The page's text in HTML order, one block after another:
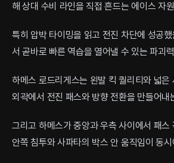
해 상대 수비 라인을 직접 흔드는 에이스 자
특히 압박 타이밍을 읽고 전진 차단에 성공
서 곧바로 빠른 역습을 열어낼 수 있는 파괴
하메스 로드리게스는 왼발 킥 퀄리티와 넓은
외곽에서 전진 패스와 방향 전환을 만들어내
그리고 하메스가 중앙과 우측 사이에서 패스
안쪽 침투와 사파타의 박스 안 움직임이 동